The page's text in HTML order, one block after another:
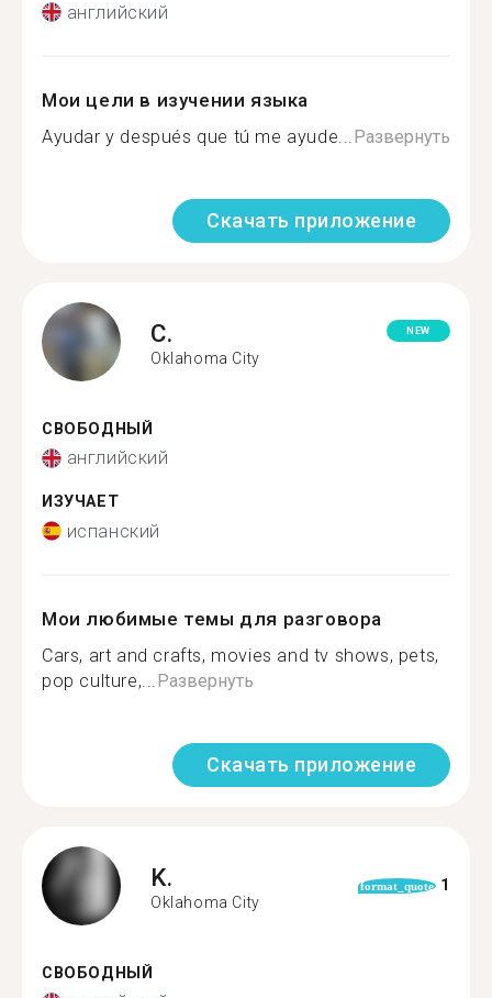
английский
Мои цели в изучении языка
Ayudar y después que tú me ayude... Развернуть
Скачать приложение
C.
Oklahoma City
NEW
СВОБОДНЫЙ
английский
ИЗУЧАЕТ
испанский
Мои любимые темы для разговора
Cars, art and crafts, movies and tv shows, pets,
pop culture,... Развернуть
Скачать приложение
K.
Oklahoma City
format_quote 1
СВОБОДНЫЙ